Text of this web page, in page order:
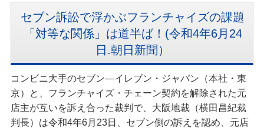
セブン訴訟で浮かぶフランチャイズの課題
「対等な関係」は道半ば！(令和4年6月24
日.朝日新聞）
コンビニ大手のセブン―イレブン・ジャパン（本社・東
京）と、フランチャイズ・チェーン契約を解除された元
店主が互いを訴え合った裁判で、大阪地裁（横田昌紀裁
判長）は令和4年6月23日、セブン側の訴えを認め、元店